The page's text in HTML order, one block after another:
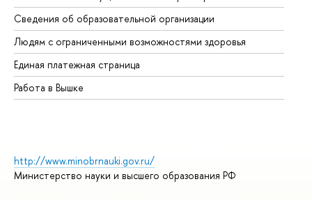
Сведения об образовательной организации
Людям с ограниченными возможностями здоровья
Единая платежная страница
Работа в Вышке
http://www.minobrnauki.gov.ru/
Министерство науки и высшего образования РФ